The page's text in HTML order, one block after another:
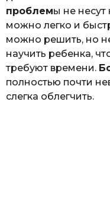
проблемы не несут
можно легко и
можно решить, но
научить ребенка,
требуют времени.
полностью почти
слегка облегчить.